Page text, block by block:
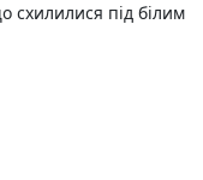
схилилися під білим